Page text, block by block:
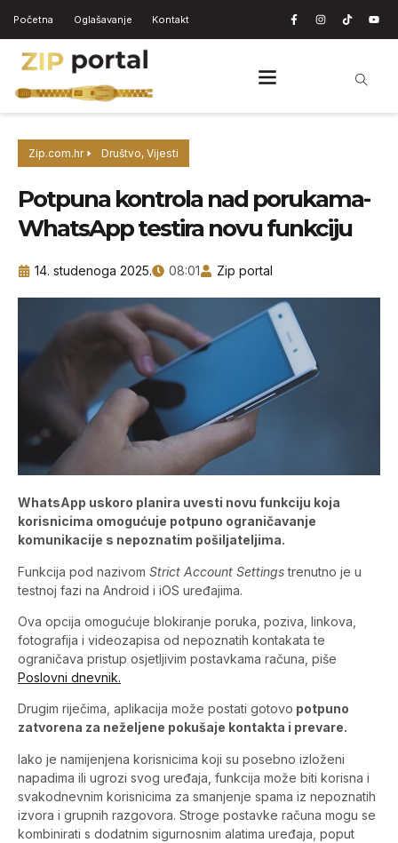
Početna Oglašavanje Kontakt
Zip.com.hr Društvo, Vijesti
Potpuna kontrola nad porukama-
WhatsApp testira novu funkciju
14. studenoga 2025. 08:01 Zip portal
WhatsApp uskoro planira uvesti novu funkciju koja
korisnicima omogućuje potpuno ograničavanje
komunikacije s nepoznatim pošiljateljima.
Funkcija pod nazivom Strict Account Settingstrenutno je u
testnoj fazi na Android i iOS uređajima.
Ova opcija omogućuje blokiranje poruka, poziva, linkova,
fotografija i videozapisa od nepoznatih kontakata te
ograničava pristup osjetljivim postavkama računa, piše
Poslovni dnevnik.
Drugim riječima, aplikacija može postati gotovo potpuno
zatvorena za neželjene pokušaje kontakta i prevare.
Iako je namijenjena korisnicima koji su posebno izloženi
napadima ili ugrozi svog uređaja, funkcija može biti korisna i
svakodnevnim korisnicima za smanjenje spama iz nepoznatih
izvora i grupnih razgovora. Stroge postavke računa mogu se
kombinirati s dodatnim sigurnosnim alatima uređaja, poput